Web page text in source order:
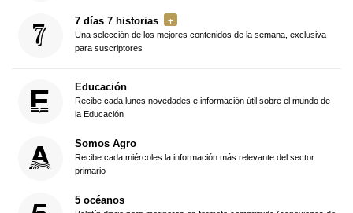
7 días 7 historias
Una selección de los mejores contenidos de la semana, exclusiva
para suscriptores
Educación
Recibe cada lunes novedades e información útil sobre el mundo de
la Educación
Somos Agro
Recibe cada miércoles la información más relevante del sector
primario
5 océanos